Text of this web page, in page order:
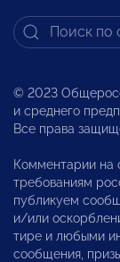
© 2023
и среднего
Все права
Комментарии на
требованиям
публикуем
и/или
тире и любыми
сообщения,